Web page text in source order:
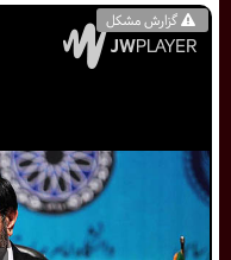
گزارش مشکل